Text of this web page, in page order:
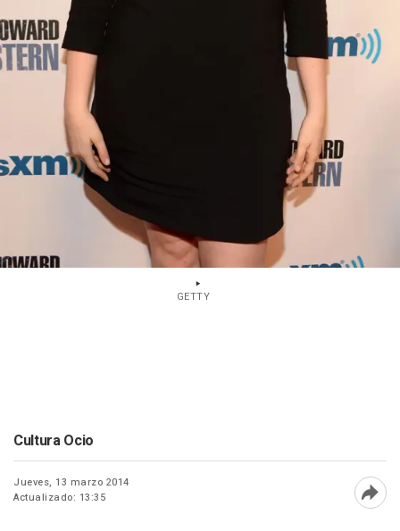
GETTY
Cultura Ocio
Jueves, 13 marzo 2014
Actualizado: 13:35